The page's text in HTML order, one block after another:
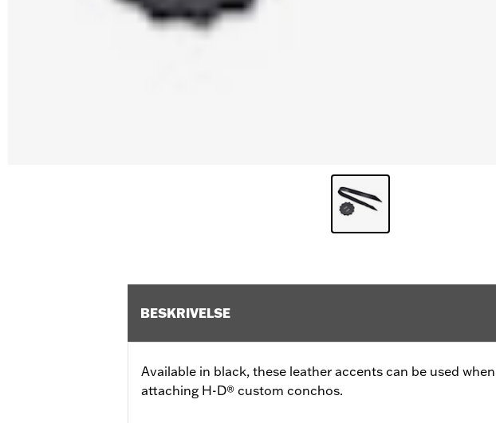
BESKRIVELSE
Available in black, these leather accents can be used when
attaching H-D® custom conchos.